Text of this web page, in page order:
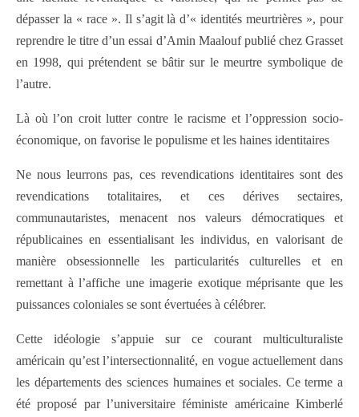
dépasser la « race ». Il s’agit là d’« identités meurtrières », pour
reprendre le titre d’un essai d’Amin Maalouf publié chez Grasset
en 1998, qui prétendent se bâtir sur le meurtre symbolique de
l’autre.
Là où l’on croit lutter contre le racisme et l’oppression socio-
économique, on favorise le populisme et les haines identitaires
Ne nous leurrons pas, ces revendications identitaires sont des
revendications totalitaires, et ces dérives sectaires,
communautaristes, menacent nos valeurs démocratiques et
républicaines en essentialisant les individus, en valorisant de
manière obsessionnelle les particularités culturelles et en
remettant à l’affiche une imagerie exotique méprisante que les
puissances coloniales se sont évertuées à célébrer.
Cette idéologie s’appuie sur ce courant multiculturaliste
américain qu’est l’intersectionnalité, en vogue actuellement dans
les départements des sciences humaines et sociales. Ce terme a
été proposé par l’universitaire féministe américaine Kimberlé